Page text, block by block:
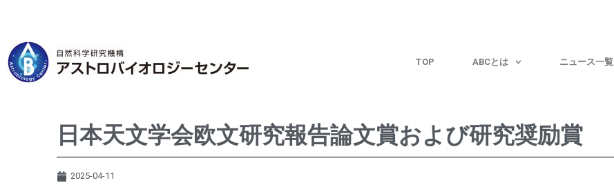
TOP ABCとは ニュース一覧
日本天文学会欧文研究報告論文賞および研究奨励賞
2025-04-11